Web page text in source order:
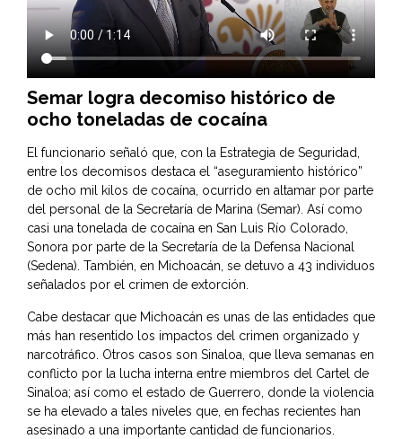
Semar logra decomiso histórico de
ocho toneladas de cocaína
El funcionario señaló que, con la Estrategia de Seguridad,
entre los decomisos destaca el “aseguramiento histórico”
de ocho mil kilos de cocaína, ocurrido en altamar por parte
del personal de la Secretaría de Marina (Semar). Así como
casi una tonelada de cocaína en San Luis Río Colorado,
Sonora por parte de la Secretaría de la Defensa Nacional
(Sedena). También, en Michoacán, se detuvo a 43 individuos
señalados por el crimen de extorción.
Cabe destacar que Michoacán es unas de las entidades que
más han resentido los impactos del crimen organizado y
narcotráfico. Otros casos son Sinaloa, que lleva semanas en
conflicto por la lucha interna entre miembros del Cartel de
Sinaloa; así como el estado de Guerrero, donde la violencia
se ha elevado a tales niveles que, en fechas recientes han
asesinado a una importante cantidad de funcionarios.